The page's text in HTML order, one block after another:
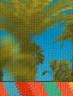
PAE